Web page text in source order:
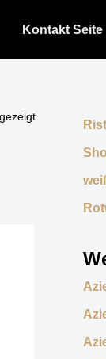
Kontakt Seite